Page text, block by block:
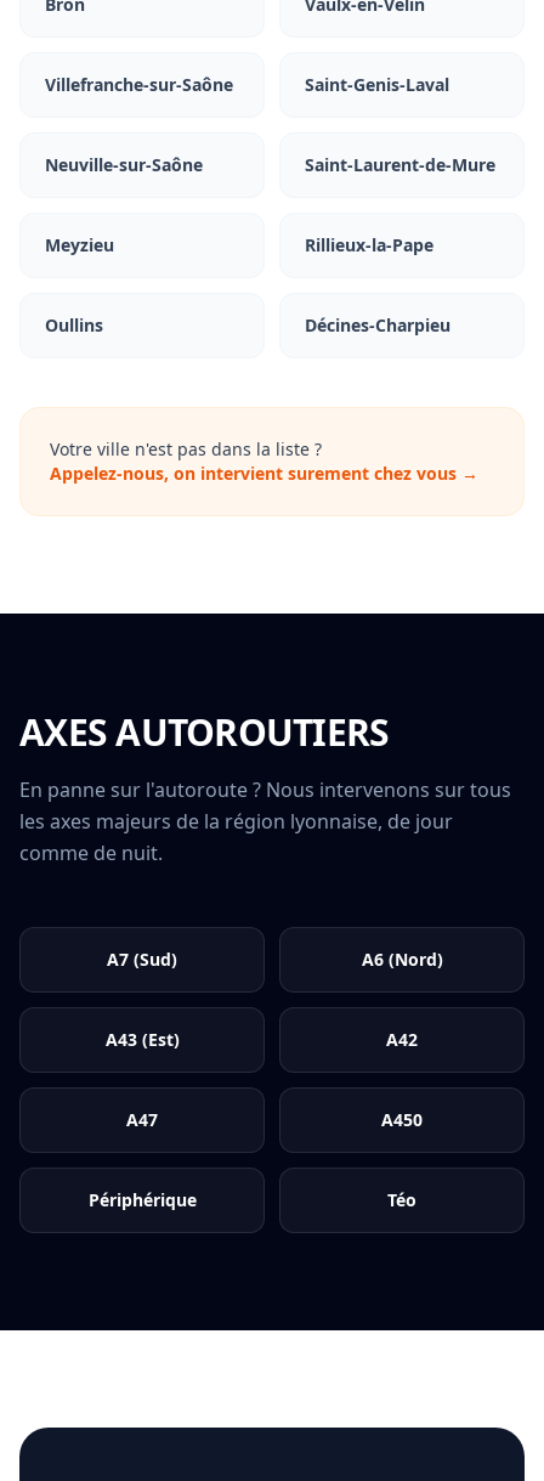
Villefranche-sur-Saône Saint-Genis-Laval
Neuville-sur-Saône Saint-Laurent-de-Mure
Meyzieu Rillieux-la-Pape
Oullins Décines-Charpieu
Votre ville n'est pas dans la liste ?
Appelez-nous, on intervient surement chez vous →
AXES AUTOROUTIERS
En panne sur l'autoroute ? Nous intervenons sur tous
les axes majeurs de la région lyonnaise, de jour
comme de nuit.
A7 (Sud) A6 (Nord)
A43 (Est) A42
A47 A450
Périphérique Téo